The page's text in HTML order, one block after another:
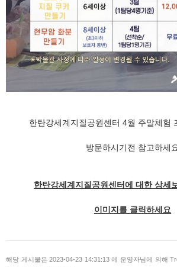
한탄강세계지질공원센터 4월 주말체험
방문하시기전 참고하세
한탄강세계지질공원센터에 대한 상세
이미지를 클릭하세요
해당 게시물은 2023-04-23 14:31:13 에 운영자님에 의해